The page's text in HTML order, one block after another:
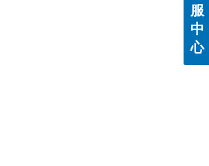
服
中
心